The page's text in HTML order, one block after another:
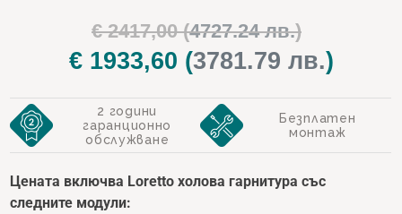
€2417,00(4727.24 лв.)
price
€ 2417,00.
€1933,60 (3781.79 лв.)
е:
€
2 години
гаранционно
обслужване
Безплатен
монтаж
Цената включва Loretto холова гарнитура със
следните модули: